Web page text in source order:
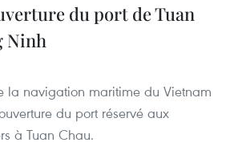
du port de Tuan
Ninh
la navigation maritime du Vietnam
du port réservé aux
à Tuan Chau.